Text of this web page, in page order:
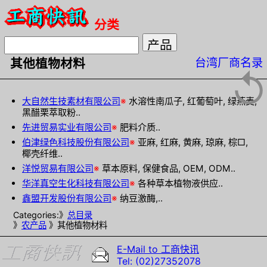
分类
其他植物材料 台湾厂商名录
大自然生技素材有限公司※ 水溶性南瓜子, 红葡萄叶, 绿燕麦,
黑醋栗萃取粉..
先进贸易实业有限公司※ 肥料介质..
伯津绿色科技股份有限公司※ 亚麻, 红麻, 黄麻, 琼麻, 棕□,
椰壳纤维..
洋悦贸易有限公司※ 草本原料, 保健食品, OEM, ODM..
华洋真空生化科技有限公司※ 各种草本植物液供应..
鑫盟开发股份有限公司※ 纳豆激酶,..
Categories:》 总目录
》 农产品 》其他植物材料
E-Mail to 工商快讯
Tel: (02)27352078
↺